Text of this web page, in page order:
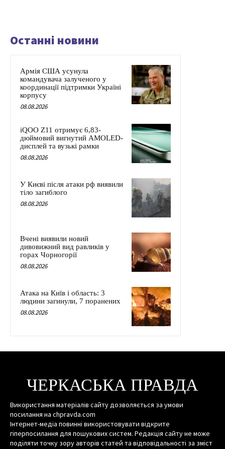
Останні новини
Армія США усунула
командувача залученого у
координації підтримки Україні
корпусу
08.08.2026
iQOO Z11 отримує 6,83-
дюймовий вигнутий AMOLED-
дисплей та вузькі рамки
08.08.2026
У Києві після атаки рф виявили
тіло загиблого
08.08.2026
Вчені виявили новий
дивовижний вид равликів у
горах Чорногорії
08.08.2026
Атака на Київ і область: 3
людини загинули, 7 поранених
08.08.2026
ЧЕРКАСЬКА ПРАВДА
Використання матеріалів сайту дозволяється за умови
посилання на chpravda.com
Інтернет-медіа повинні використовувати відкрите
гіперпосилання для пошукових систем. Редакція сайту не може
поділяти точку зору авторів статей та відповідальності за зміст